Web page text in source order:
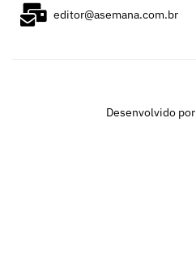
editor@asemana.com.br
Desenvolvido por